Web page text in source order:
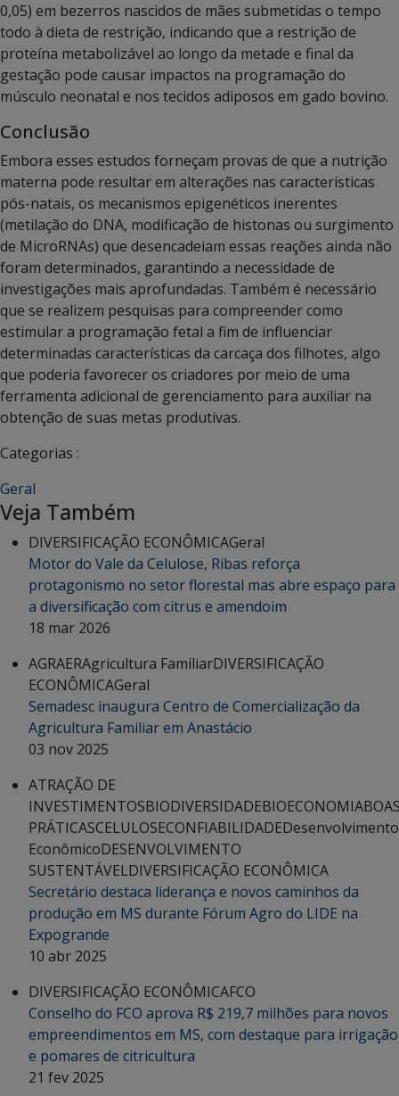
0,05) em bezerros nascidos de mães submetidas o tempo
todo à dieta de restrição, indicando que a restrição de
proteína metabolizável ao longo da metade e final da
gestação pode causar impactos na programação do
músculo neonatal e nos tecidos adiposos em gado bovino.
Conclusão
Embora esses estudos forneçam provas de que a nutrição
materna pode resultar em alterações nas características
pós-natais, os mecanismos epigenéticos inerentes
(metilação do DNA, modificação de histonas ou surgimento
de MicroRNAs) que desencadeiam essas reações ainda não
foram determinados, garantindo a necessidade de
investigações mais aprofundadas. Também é necessário
que se realizem pesquisas para compreender como
estimular a programação fetal a fim de influenciar
determinadas características da carcaça dos filhotes, algo
que poderia favorecer os criadores por meio de uma
ferramenta adicional de gerenciamento para auxiliar na
obtenção de suas metas produtivas.
Categorias :
Geral
Veja Também
DIVERSIFICAÇÃO ECONÔMICAGeral
Motor do Vale da Celulose, Ribas reforça
protagonismo no setor florestal mas abre espaço para
a diversificação com citrus e amendoim
18 mar 2026
AGRAERAgricultura FamiliarDIVERSIFICAÇÃO
ECONÔMICAGeral
Semadesc inaugura Centro de Comercialização da
Agricultura Familiar em Anastácio
03 nov 2025
ATRAÇÃO DE
INVESTIMENTOSBIODIVERSIDADEBIOECONOMIA
PRÁTICASCELULOSECONFIABILIDADEDesenvolvimento
EconômicoDESENVOLVIMENTO
SUSTENTÁVELDIVERSIFICAÇÃO ECONÔMICA
Secretário destaca liderança e novos caminhos da
produção em MS durante Fórum Agro do LIDE na
Expogrande
10 abr 2025
DIVERSIFICAÇÃO ECONÔMICAFCO
Conselho do FCO aprova R$ 219,7 milhões para novos
empreendimentos em MS, com destaque para irrigação
e pomares de citricultura
21 fev 2025